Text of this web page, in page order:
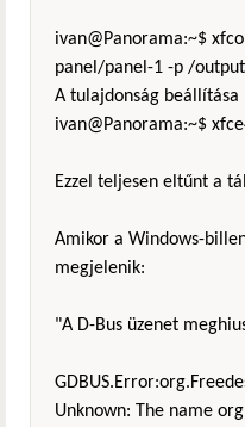
ivan@Panorama:~$
panel/panel-1 -p /
A tulajdonság beállítása
ivan@Panorama:~$
Ezzel teljesen eltűnt a
Amikor a Windows-
megjelenik:
"A D-Bus üzenet
Unknown: The name